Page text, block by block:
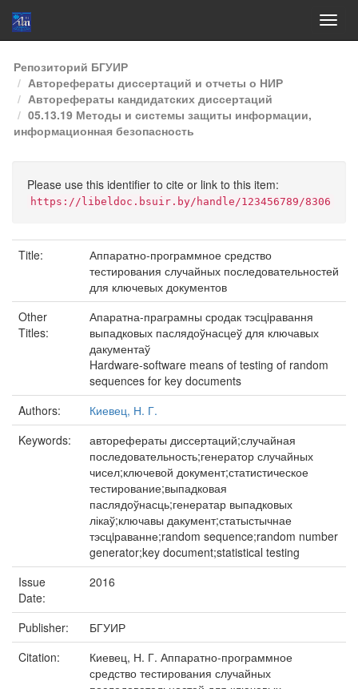
Skip
navigation
Репозиторий БГУИР
Авторефераты диссертаций и отчеты о НИР
Авторефераты кандидатских диссертаций
05.13.19 Методы и системы защиты информации,
информационная безопасность
Please use this identifier to cite or link to this item:
https://libeldoc.bsuir.by/handle/123456789/8306
Title:
Аппаратно-программное средство
тестирования случайных последовательностей
для ключевых документов
Other
Titles:
Апаратна-праграмны сродак тэсцiравання
выпадковых паслядоўнасцеў для ключавых
дакументаў
Hardware-software means of testing of random
sequences for key documents
Authors:
Киевец, Н. Г.
Keywords:
авторефераты диссертаций;случайная
последовательность;генератор случайных
чисел;ключевой документ;статистическое
тестирование;выпадковая
паслядоўнасць;генератар выпадковых
лікаў;ключавы дакумент;статыстычнае
тэсцiраванне;random sequence;random number
generator;key document;statistical testing
Issue
Date:
2016
Publisher:
БГУИР
Citation:
Киевец, Н. Г. Аппаратно-программное
средство тестирования случайных